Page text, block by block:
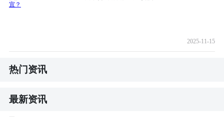
2025-11-15
热门资讯
最新资讯